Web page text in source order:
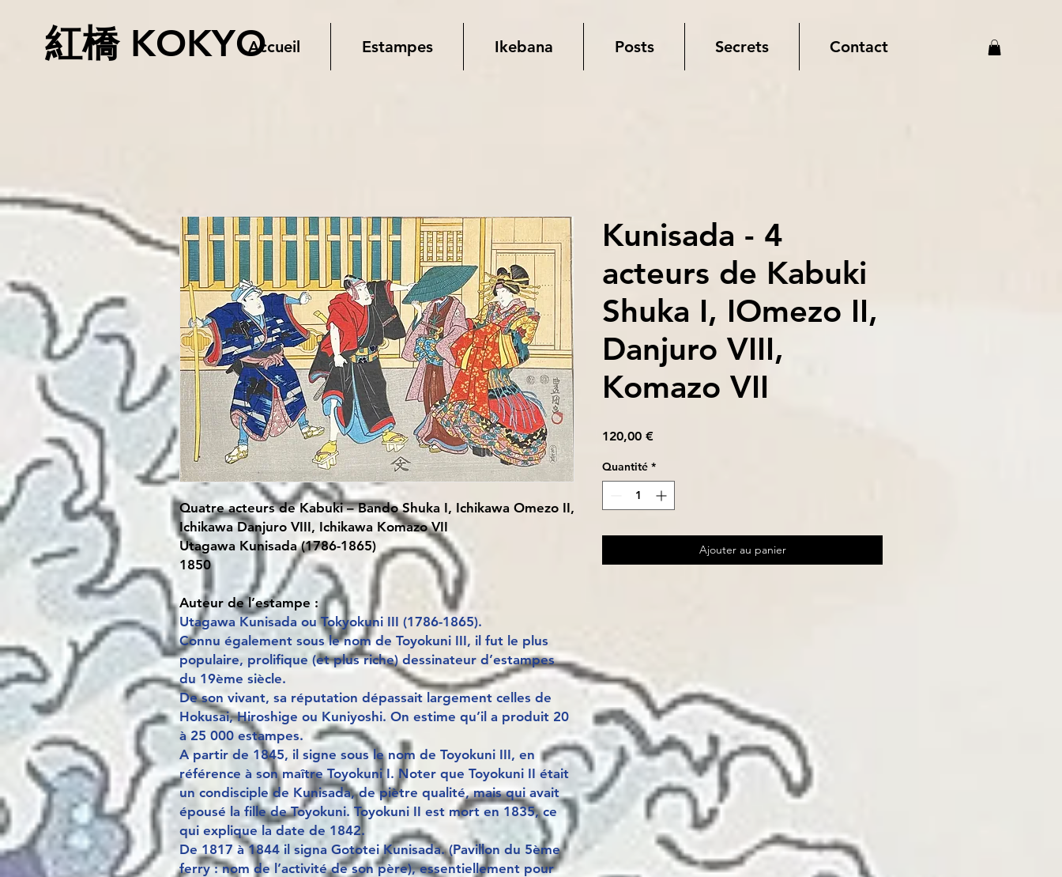
紅橋 KOKYOAccueil Estampes Ikebana Posts Secrets Contact
Quatre acteurs de Kabuki – Bando Shuka I, Ichikawa Omezo II,
Ichikawa Danjuro VIII, Ichikawa Komazo VII
Utagawa Kunisada (1786-1865)
1850
Auteur de l’estampe :
Utagawa Kunisada ou Tokyokuni III (1786-1865).
Connu également sous le nom de Toyokuni III, il fut le plus
populaire, prolifique (et plus riche) dessinateur d’estampes
du 19ème siècle.
De son vivant, sa réputation dépassait largement celles de
Hokusai, Hiroshige ou Kuniyoshi. On estime qu’il a produit 20
à 25 000 estampes.
A partir de 1845, il signe sous le nom de Toyokuni III, en
référence à son maître Toyokuni I. Noter que Toyokuni II était
un condisciple de Kunisada, de piètre qualité, mais qui avait
épousé la fille de Toyokuni. Toyokuni II est mort en 1835, ce
qui explique la date de 1842.
De 1817 à 1844 il signa Gototei Kunisada. (Pavillon du 5ème
ferry : nom de l’activité de son père), essentiellement pour
Kunisada - 4
acteurs de Kabuki
Shuka I, IOmezo II,
Danjuro VIII,
Komazo VII
120,00 €Prix
Quantité *
Ajouter au panier